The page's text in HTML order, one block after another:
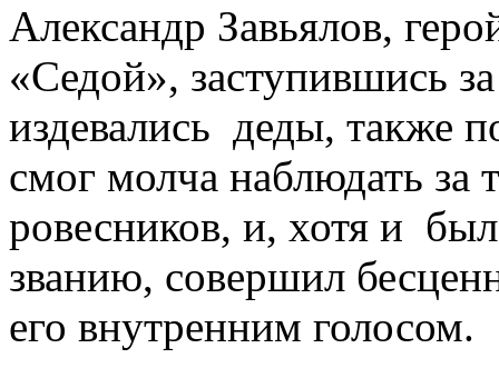
Александр Завьялов,
«Седой», заступившись
издевались деды, также
смог молча наблюдать за
ровесников, и, хотя и
званию, совершил
его внутренним голосом.